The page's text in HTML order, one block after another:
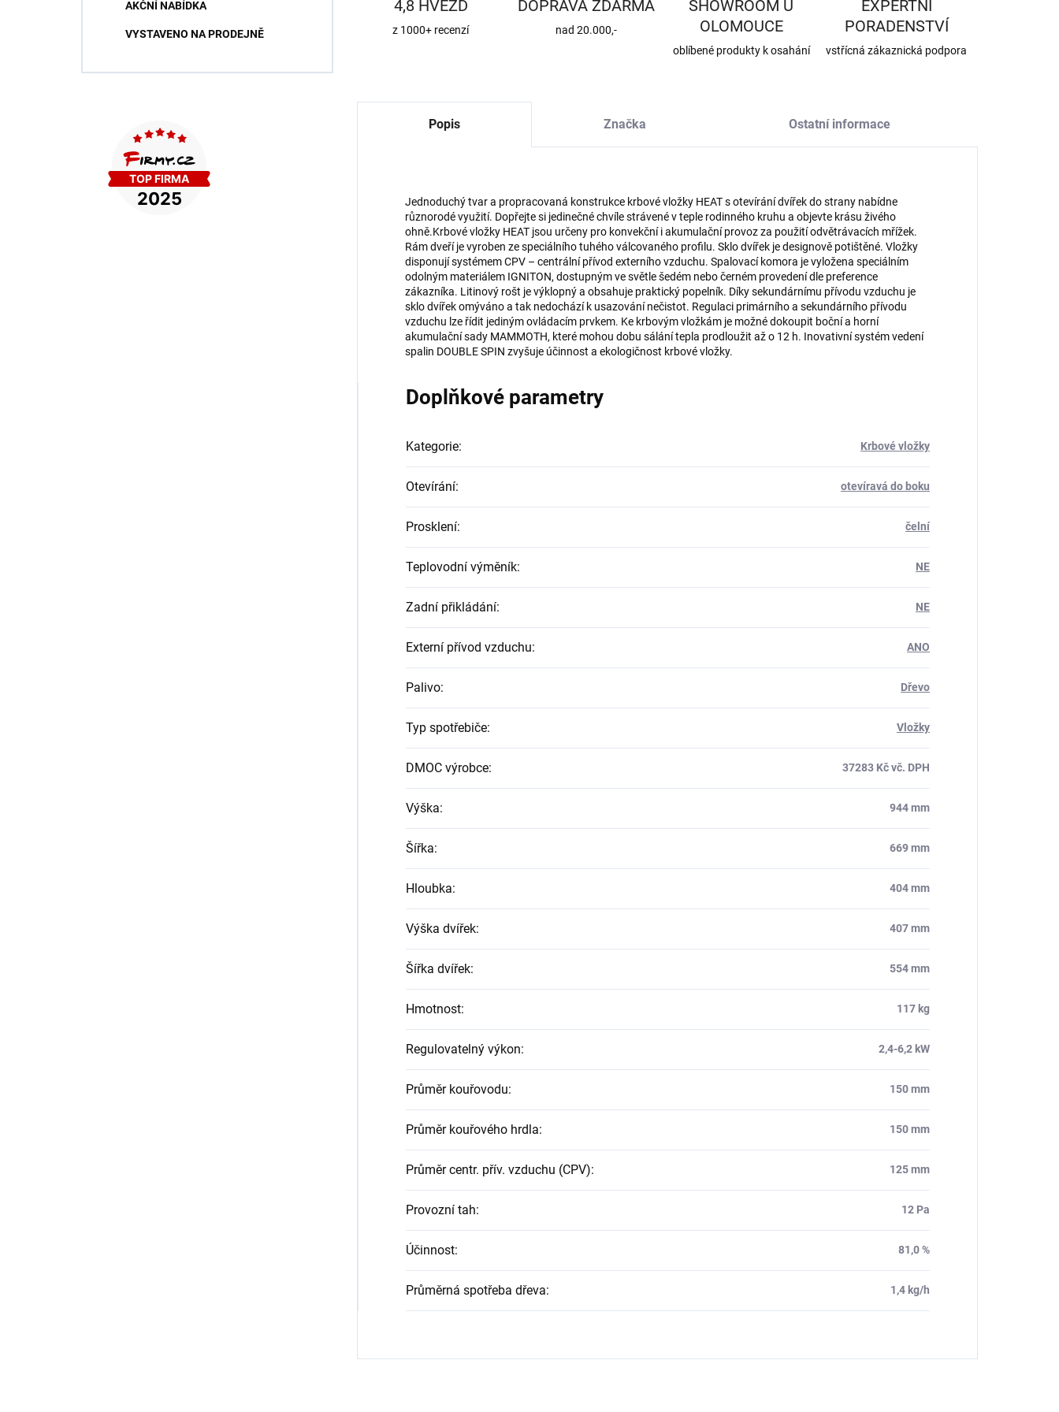
AKČNÍ NABÍDKA
VYSTAVENO NA PRODEJNĚ
4,8 HVĚZD
z 1000+ recenzí
DOPRAVA ZDARMA
nad 20.000,-
SHOWROOM U
OLOMOUCE
oblíbené produkty k osahání
EXPERTNÍ
PORADENSTVÍ
vstřícná zákaznická podpora
Popis Značka Ostatní informace
Jednoduchý tvar a propracovaná konstrukce krbové vložky HEAT s otevírání dvířek do strany nabídne
různorodé využití. Dopřejte si jedinečné chvíle strávené v teple rodinného kruhu a objevte krásu živého
ohně.Krbové vložky HEAT jsou určeny pro konvekční i akumulační provoz za použití odvětrávacích mřížek.
Rám dveří je vyroben ze speciálního tuhého válcovaného profilu. Sklo dvířek je designově potištěné. Vložky
disponují systémem CPV – centrální přívod externího vzduchu. Spalovací komora je vyložena speciálním
odolným materiálem IGNITON, dostupným ve světle šedém nebo černém provedení dle preference
zákazníka. Litinový rošt je výklopný a obsahuje praktický popelník. Díky sekundárnímu přívodu vzduchu je
sklo dvířek omýváno a tak nedochází k usazování nečistot. Regulaci primárního a sekundárního přívodu
vzduchu lze řídit jediným ovládacím prvkem. Ke krbovým vložkám je možné dokoupit boční a horní
akumulační sady MAMMOTH, které mohou dobu sálání tepla prodloužit až o 12 h. Inovativní systém vedení
spalin DOUBLE SPIN zvyšuje účinnost a ekologičnost krbové vložky.
Doplňkové parametry
Kategorie: Krbové vložky
Otevírání: otevíravá do boku
Prosklení: čelní
Teplovodní výměník: NE
Zadní přikládání: NE
Externí přívod vzduchu: ANO
Palivo: Dřevo
Typ spotřebiče: Vložky
DMOC výrobce: 37283 Kč vč. DPH
Výška: 944 mm
Šířka: 669 mm
Hloubka: 404 mm
Výška dvířek: 407 mm
Šířka dvířek: 554 mm
Hmotnost: 117 kg
Regulovatelný výkon: 2,4-6,2 kW
Průměr kouřovodu: 150 mm
Průměr kouřového hrdla: 150 mm
Průměr centr. přív. vzduchu (CPV): 125 mm
Provozní tah: 12 Pa
Účinnost: 81,0 %
Průměrná spotřeba dřeva: 1,4 kg/h